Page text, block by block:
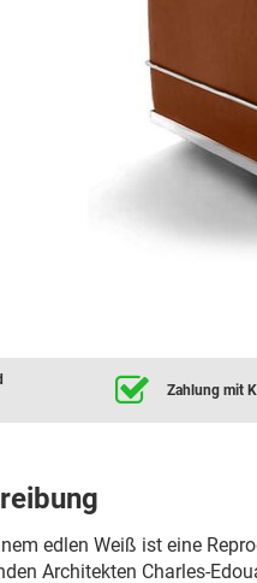
Zahlung mit
edlen Weiß ist eine
Architekten Charles-